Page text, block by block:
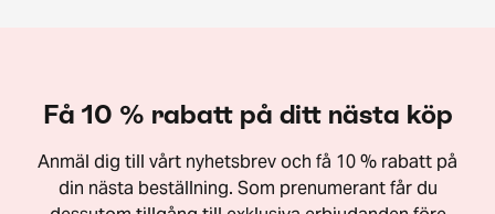
Få 10 % rabatt på ditt nästa köp
Anmäl dig till vårt nyhetsbrev och få 10 % rabatt på
din nästa beställning. Som prenumerant får du